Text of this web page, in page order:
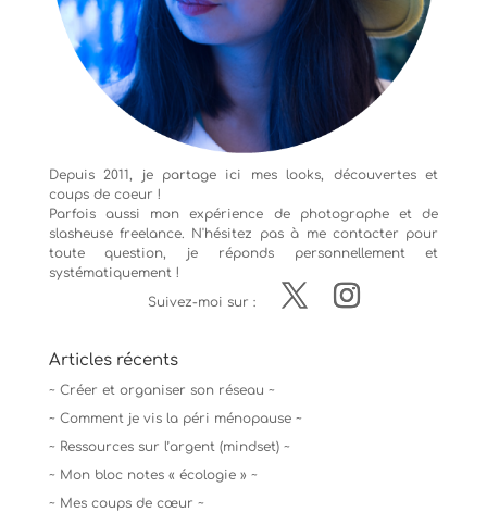
Depuis 2011, je partage ici mes looks, découvertes et
coups de coeur !
Parfois aussi mon expérience de photographeet de
slasheuse freelance. N'hésitez pas à me contacter pour
toute question, je réponds personnellement et
systématiquement !
Suivez-moi sur :
Articles récents
~ Créer et organiser son réseau ~
~ Comment je vis la péri ménopause ~
~ Ressources sur l’argent (mindset) ~
~ Mon bloc notes « écologie » ~
~ Mes coups de cœur ~